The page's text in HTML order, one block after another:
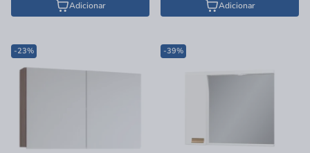
Adicionar
Adicionar
-23% -39%